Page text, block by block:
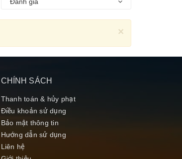
×
CHÍNH SÁCH
Thanh toán & hủy phạt
Điều khoản sử dụng
Bảo mật thông tin
Hướng dẫn sử dụng
Liên hệ